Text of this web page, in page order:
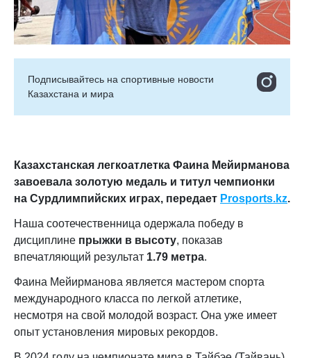
Подписывайтесь на cпортивные новости
Казахстана и мира
Казахстанская легкоатлетка Фаина Мейирманова
завоевала золотую медаль и титул чемпионки
на Сурдлимпийских играх, передает Prosports.kz.
Наша соотечественница одержала победу в
дисциплине прыжки в высоту, показав
впечатляющий результат 1.79 метра.
Фаина Мейирманова является мастером спорта
международного класса по легкой атлетике,
несмотря на свой молодой возраст. Она уже имеет
опыт установления мировых рекордов.